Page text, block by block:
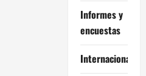
Informes y
encuestas
Internacional